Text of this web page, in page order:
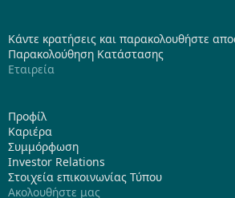
Κάντε κρατήσεις και παρακολουθήστε
Παρακολούθηση Κατάστασης
Εταιρεία
Προφίλ
Καριέρα
Συμμόρφωση
Investor Relations
Στοιχεία επικοινωνίας Τύπου
Ακολουθήστε μας